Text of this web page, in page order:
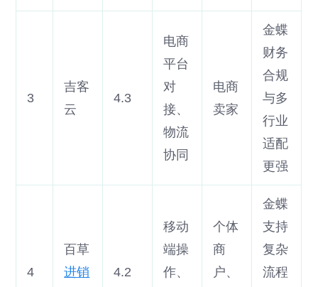
3
吉客
云
4.3
电商
平台
对
接、
物流
协同
电商
卖家
金蝶
财务
合规
与多
行业
适配
更强
4
百草
进销
4.2
移动
端操
作、
个体
商
户、
金蝶
支持
复杂
流程